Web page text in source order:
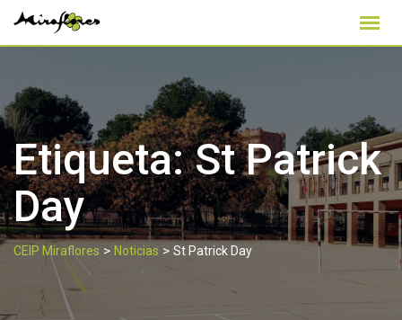
Skip
Etiqueta:St Patrick
Day
CEIP Miraflores > Noticias > St Patrick Day